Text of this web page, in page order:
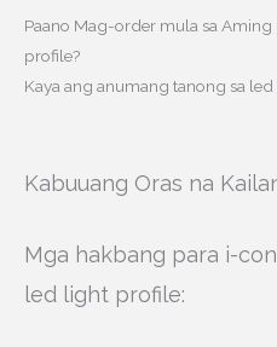
Paano Mag-order mula sa
profile?
Kaya ang anumang tanong sa
Kabuuang Oras na
Mga hakbang para i-
led light profile: